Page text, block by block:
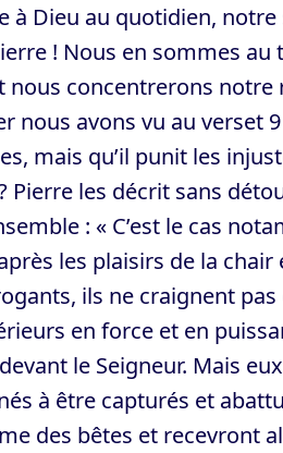
à Dieu au quotidien,
! Nous en sommes
concentrerons notre
nous avons vu au verset
mais qu’il punit les
Pierre les décrit sans
: « C’est le cas
les plaisirs de la
ils ne craignent
en force et en
le Seigneur. Mais
à être capturés et
des bêtes et recevront